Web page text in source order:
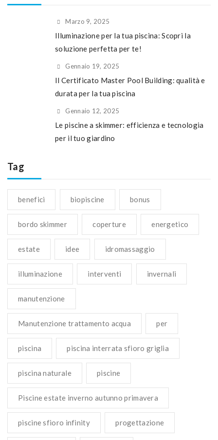
Marzo 9, 2025
Illuminazione per la tua piscina: Scopri la
soluzione perfetta per te!
Gennaio 19, 2025
Il Certificato Master Pool Building: qualità e
durata per la tua piscina
Gennaio 12, 2025
Le piscine a skimmer: efficienza e tecnologia
per il tuo giardino
Tag
benefici biopiscine bonus
bordo skimmer coperture energetico
estate idee idromassaggio
illuminazione interventi invernali
manutenzione
Manutenzione trattamento acqua per
piscina piscina interrata sfioro griglia
piscina naturale piscine
Piscine estate inverno autunno primavera
piscine sfioro infinity progettazione